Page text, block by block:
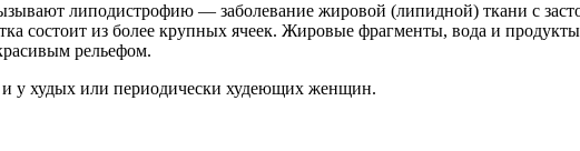
липодистрофию — заболевание жировой (липидной) ткани с
состоит из более крупных ячеек. Жировые фрагменты, вода и
рельефом.
у худых или периодически худеющих женщин.